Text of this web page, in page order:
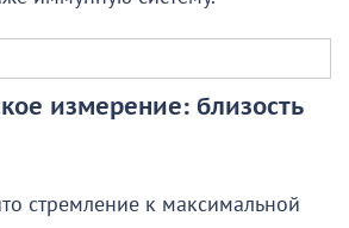
измерение: близость
стремление к максимальной